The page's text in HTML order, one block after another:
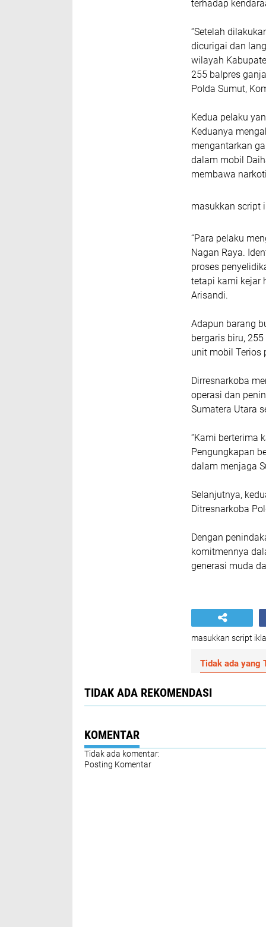
terhadap
“Setelah
dicurigai dan
wilayah
255 balpres
Polda Sumut,
Kedua pelaku
Keduanya
mengantarkan
dalam mobil
membawa
masukkan script
“Para pelaku
Nagan Raya.
proses
tetapi kami kejar
Arisandi.
Adapun barang
bergaris biru,
unit mobil Terios
Dirresnarkoba
operasi dan
Sumatera Utara
“Kami berterima
Pengungkapan
dalam menjaga
Selanjutnya,
Ditresnarkoba
Dengan
komitmennya
generasi muda
masukkan script
Tidak ada yang
TIDAK ADA REKOMENDASI
KOMENTAR
Tidak ada komentar:
Posting Komentar